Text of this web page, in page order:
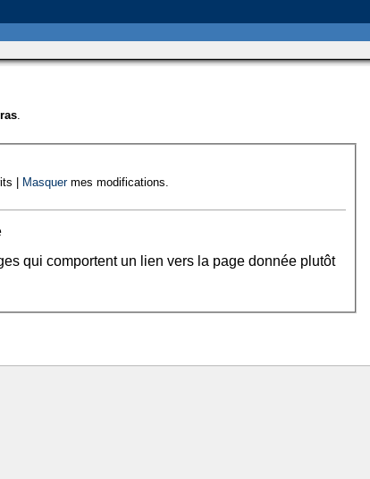
.
| Masquermes modifications.
qui comportent un lien vers la page donnée plutôt